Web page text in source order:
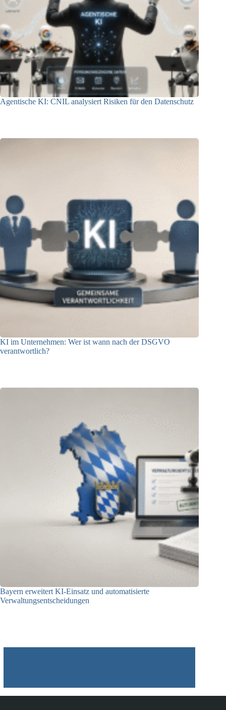
Agentische KI: CNIL analysiert Risiken für den Datenschutz
KI im Unternehmen: Wer ist wann nach der DSGVO
verantwortlich?
Bayern erweitert KI-Einsatz und automatisierte
Verwaltungsentscheidungen